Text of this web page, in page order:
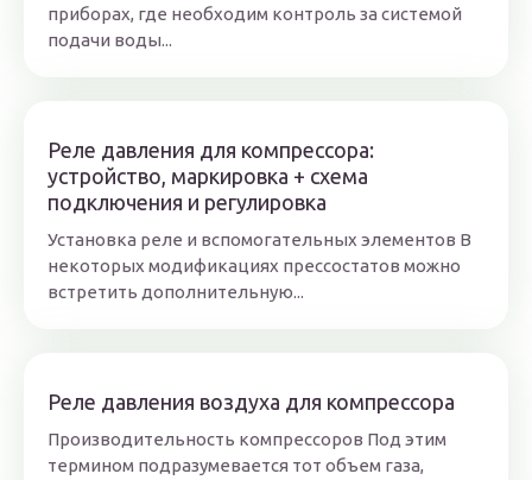
приборах, где необходим контроль за системой
подачи воды...
Реле давления для компрессора:
устройство, маркировка + схема
подключения и регулировка
Установка реле и вспомогательных элементов В
некоторых модификациях прессостатов можно
встретить дополнительную...
Реле давления воздуха для компрессора
Производительность компрессоров Под этим
термином подразумевается тот объем газа,